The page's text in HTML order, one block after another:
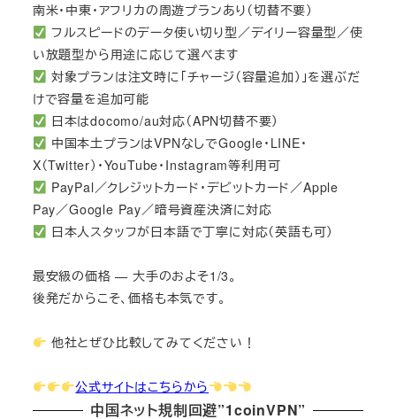
南米・中東・アフリカの周遊プランあり（切替不要）
フルスピードのデータ使い切り型／デイリー容量型／使
い放題型から用途に応じて選べます
対象プランは注文時に「チャージ（容量追加）」を選ぶだ
けで容量を追加可能
日本はdocomo/au対応（APN切替不要）
中国本土プランはVPNなしでGoogle・LINE・
X（Twitter）・YouTube・Instagram等利用可
PayPal／クレジットカード・デビットカード／Apple
Pay／Google Pay／暗号資産決済に対応
日本人スタッフが日本語で丁寧に対応（英語も可）
最安級の価格 — 大手のおよそ1/3。
後発だからこそ、価格も本気です。
他社とぜひ比較してみてください！
公式サイトはこちらから
中国ネット規制回避”1coinVPN”